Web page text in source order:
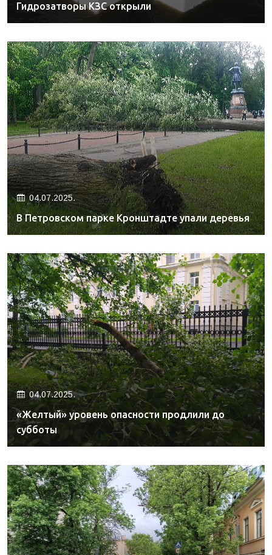
Гидрозатворы КЗС открыли
04.07.2025.
В Петровском парке Кронштадте упали деревья
04.07.2025.
«Желтый» уровень опасности продлили до
субботы